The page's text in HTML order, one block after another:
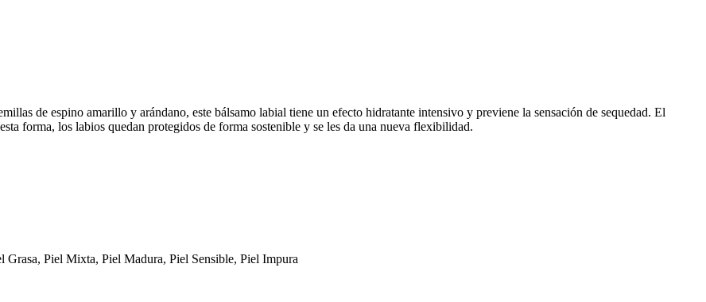
de espino amarillo y arándano, este bálsamo labial tiene un efecto hidratante intensivo y previene la sensación de sequedad. El
forma, los labios quedan protegidos de forma sostenible y se les da una nueva flexibilidad.
Grasa, Piel Mixta, Piel Madura, Piel Sensible, Piel Impura